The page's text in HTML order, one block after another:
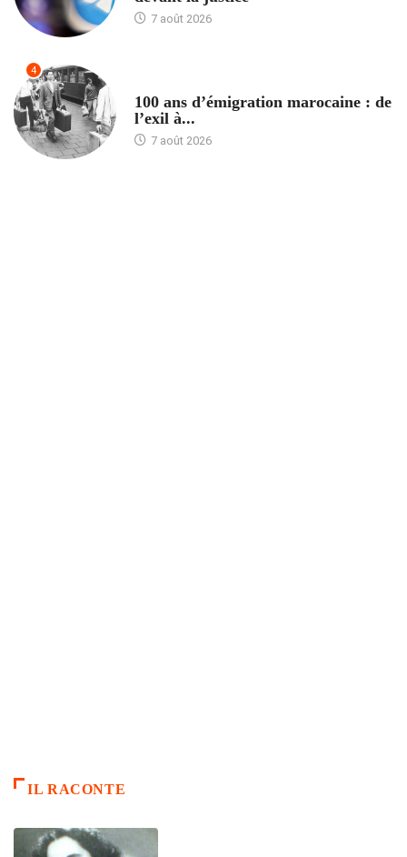
7 août 2026
4
100 ans d’émigration marocaine : de
l’exil à...
7 août 2026
IL RACONTE